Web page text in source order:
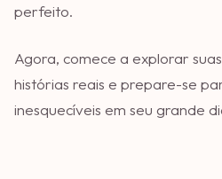
perfeito.
Agora, comece a explorar
histórias reais e prepare-se
inesquecíveis em seu grande